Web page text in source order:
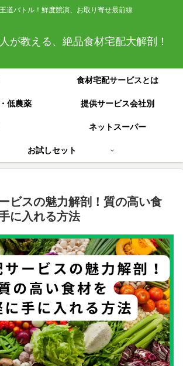
道バトル！鮮度競演、お取り寄せ最前線
が教える、絶品食材宅配大解剖！
食材宅配サービスとは
低農薬 提供サービス会社別
ネットスーパー
お試しセット
ビスの魅力解剖！質の高い食
に入れる方法